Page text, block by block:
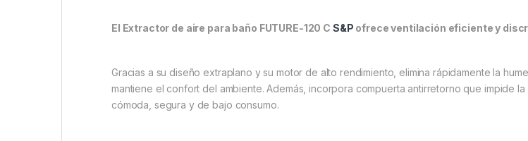
El Extractor de aire para baño FUTURE-120 C S&P ofrece ventilación eficiente y
Gracias a su diseño extraplano y su motor de alto rendimiento, elimina rápidamente la
mantiene el confort del ambiente. Además, incorpora compuerta antirretorno que impide
cómoda, segura y de bajo consumo.